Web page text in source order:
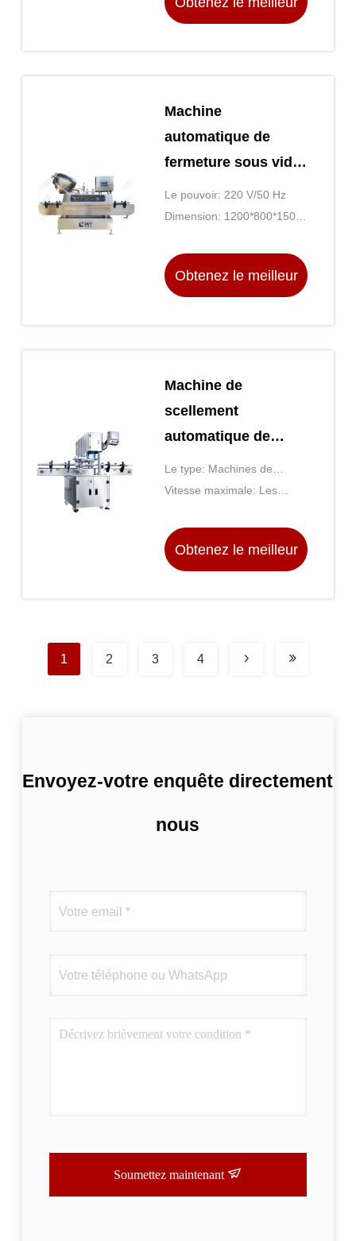
Machine
automatique de
fermeture sous vide
de bouteille de verre
pour pulvérisation
Le pouvoir: 220 V/50 Hz
Dimension: 1200*800*1500
Obtenez le meilleur
Machine de
scellement
automatique de
boîte de conserve
sur commande
Le type: Machines de
scellement
Vitesse maximale: Les
être prises: 5m/min,
75pcs/min, 18m/min,
25pcs/min
Obtenez le meilleur
1 2 3 4
Envoyez-votre enquête directement
nous
Soumettez maintenant